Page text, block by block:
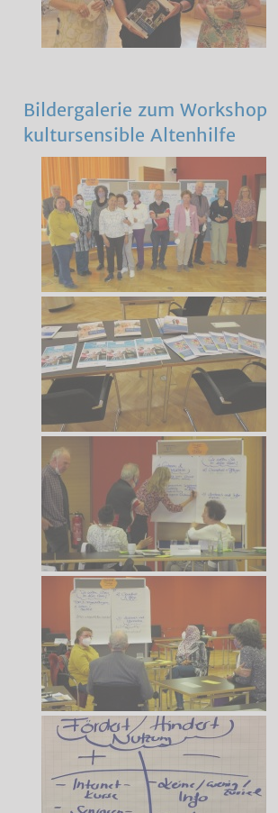
Bildergalerie zum Workshop
kultursensible Altenhilfe